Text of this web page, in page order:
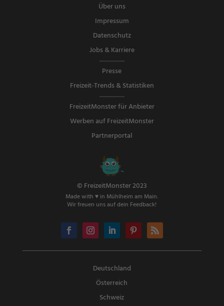
Über uns
Impressum
Datenschutz
Jobs & Karriere
Presse
Freizeit-Trends & Statistiken
FreizeitMonster für Anbieter
Werben auf FreizeitMonster
Partnerportal
© FreizeitMonster 2023
Made with ♥ in Mühlheim am Main.
Wir freuen uns auf dein Feedback!
Deutschland
Österreich
Schweiz